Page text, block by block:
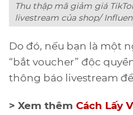
Thu thập mã giảm giá
livestream của shop/
Do đó, nếu bạn là một
“bắt voucher” độc
thông báo livestream
> Xem thêm Cách Lấy